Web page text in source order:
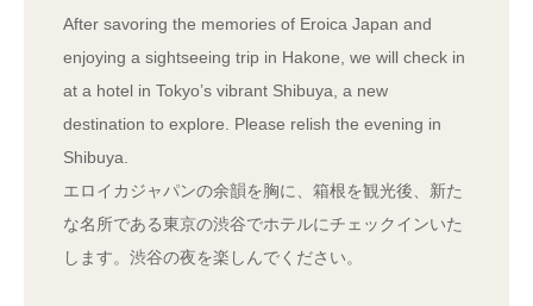
After savoring the memories of Eroica Japan and
enjoying a sightseeing trip in Hakone, we will check in
at a hotel in Tokyo’s vibrant Shibuya, a new
destination to explore. Please relish the evening in
Shibuya.
エロイカジャパンの余韻を胸に、箱根を観光後、新た
な名所である東京の渋谷でホテルにチェックインいた
します。渋谷の夜を楽しんでください。